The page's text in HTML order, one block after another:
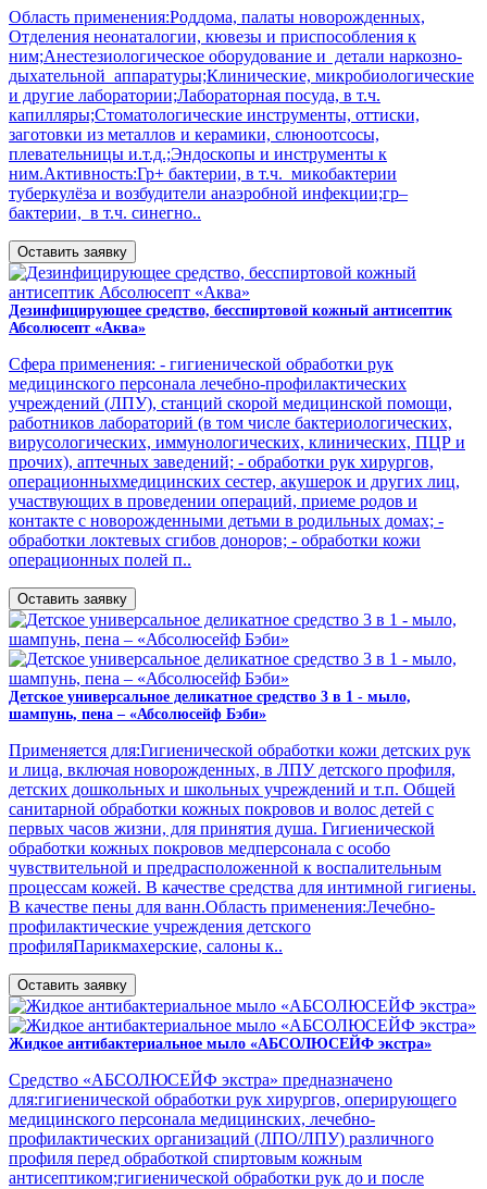
Область применения:Роддома, палаты новорожденных,
Отделения неонаталогии, кювезы и приспособления к
ним;Анестезиологическое оборудование и детали наркозно-
дыхательной аппаратуры;Клинические, микробиологические
и другие лаборатории;Лабораторная посуда, в т.ч.
капилляры;Стоматологические инструменты, оттиски,
заготовки из металлов и керамики, слюноотсосы,
плевательницы и.т.д.;Эндоскопы и инструменты к
ним.Активность:Гр+ бактерии, в т.ч. микобактерии
туберкулёза и возбудители анаэробной инфекции;гр–
бактерии, в т.ч. синегно..
Оставить заявку
Дезинфицирующее средство, бесспиртовой кожный антисептик
Абсолюсепт «Аква»
Сфера применения: - гигиенической обработки рук
медицинского персонала лечебно-профилактических
учреждений (ЛПУ), станций скорой медицинской помощи,
работников лабораторий (в том числе бактериологических,
вирусологических, иммунологических, клинических, ПЦР и
прочих), аптечных заведений; - обработки рук хирургов,
операционныхмедицинских сестер, акушерок и других лиц,
участвующих в проведении операций, приеме родов и
контакте с новорожденными детьми в родильных домах; -
обработки локтевых сгибов доноров; - обработки кожи
операционных полей п..
Оставить заявку
Детское универсальное деликатное средство 3 в 1 - мыло,
шампунь, пена – «Абсолюсейф Бэби»
Применяется для:Гигиенической обработки кожи детских рук
и лица, включая новорожденных, в ЛПУ детского профиля,
детских дошкольных и школьных учреждений и т.п. Общей
санитарной обработки кожных покровов и волос детей с
первых часов жизни, для принятия душа. Гигиенической
обработки кожных покровов медперсонала с особо
чувствительной и предрасположенной к воспалительным
процессам кожей. В качестве средства для интимной гигиены.
В качестве пены для ванн.Область применения:Лечебно-
профилактические учреждения детского
профиляПарикмахерские, салоны к..
Оставить заявку
Жидкое антибактериальное мыло «АБСОЛЮСЕЙФ экстра»
Средство «АБСОЛЮСЕЙФ экстра» предназначено
для:гигиенической обработки рук хирургов, оперирующего
медицинского персонала медицинских, лечебно-
профилактических организаций (ЛПО/ЛПУ) различного
профиля перед обработкой спиртовым кожным
антисептиком;гигиенической обработки рук до и после